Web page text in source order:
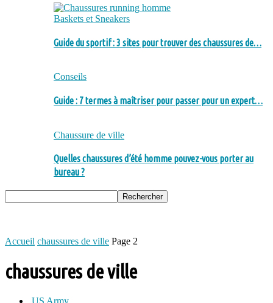
Baskets et Sneakers
Guide du sportif : 3 sites pour trouver des chaussures de…
Conseils
Guide : 7 termes à maîtriser pour passer pour un expert…
Chaussure de ville
Quelles chaussures d’été homme pouvez-vous porter au
bureau ?
Accueil chaussures de ville Page 2
chaussures de ville
US Army